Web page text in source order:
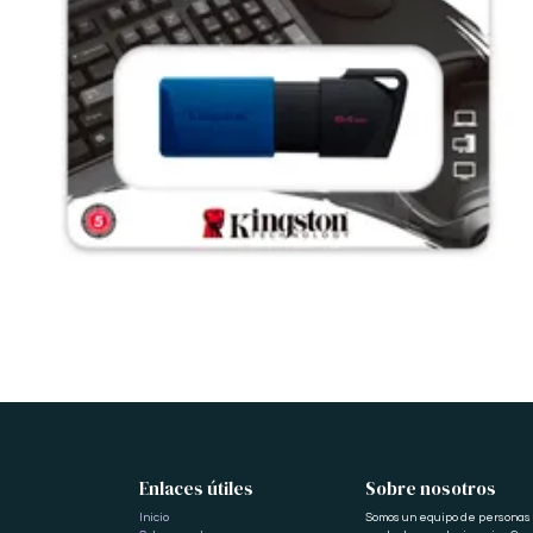
Enlaces útiles
Inicio
Sobre nosotros
Somos un equipo de